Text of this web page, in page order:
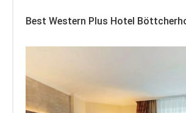
Best Western Plus Hotel